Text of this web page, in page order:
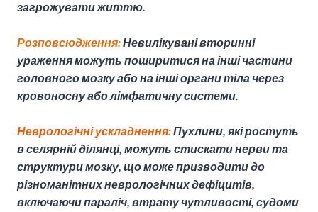
загрожувати життю.
Розповсюдження:Невилікувані вторинні
ураження можуть поширитися на інші частини
головного мозку або на інші органи тіла через
кровоносну або лімфатичну системи.
Неврологічні ускладнення:Пухлини, які ростуть
в селярній ділянці, можуть стискати нерви та
структури мозку, що може призводити до
різноманітних неврологічних дефіцитів,
включаючи параліч, втрату чутливості, судоми